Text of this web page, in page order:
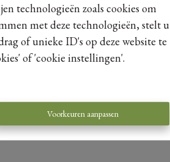
technologieën zoals cookies om
met deze technologieën, stelt u
of unieke ID's op deze website te
of 'cookie instellingen'.
Voorkeuren aanpassen
Te koop